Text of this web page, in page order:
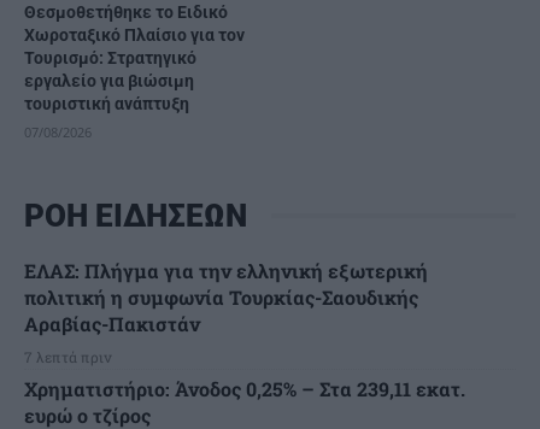
Θεσμοθετήθηκε το Ειδικό
Χωροταξικό Πλαίσιο για τον
Τουρισμό: Στρατηγικό
εργαλείο για βιώσιμη
τουριστική ανάπτυξη
07/08/2026
ΡΟΗ ΕΙΔΗΣΕΩΝ
ΕΛΑΣ: Πλήγμα για την ελληνική εξωτερική
πολιτική η συμφωνία Τουρκίας-Σαουδικής
Αραβίας-Πακιστάν
7 λεπτά πριν
Χρηματιστήριο: Άνοδος 0,25% – Στα 239,11 εκατ.
ευρώ ο τζίρος